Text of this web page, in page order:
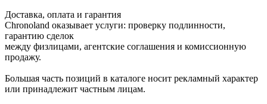
Доставка, оплата и гарантия
Chronoland оказывает услуги: проверку подлинности,
гарантию сделок
между физлицами, агентские соглашения и комиссионную
продажу.
Большая часть позиций в каталоге носит рекламный характер
или принадлежит частным лицам.